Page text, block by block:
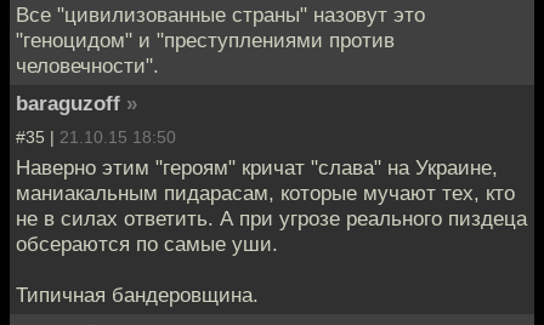
Все "цивилизованные страны" назовут это
"геноцидом" и "преступлениями против
человечности".
baraguzoff »
#35 | 21.10.15 18:50
Наверно этим "героям" кричат "слава" на Украине,
маниакальным пидарасам, которые мучают тех, кто
не в силах ответить. А при угрозе реального пиздеца
обсераются по самые уши.
Типичная бандеровщина.